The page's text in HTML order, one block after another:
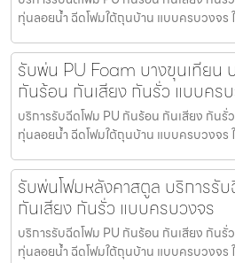
ทุ่นลอยน้ำ ฉีดโฟมใต้ถุนบ้าน แบบครบวงจร
รับพ่น PU Foam บางขุนเทียน
กันร้อน กันเสียง กันรั่ว แบบคร
บริการรับฉีดโฟม PU กันร้อน กันเสียง กันรั่
ทุ่นลอยน้ำ ฉีดโฟมใต้ถุนบ้าน แบบครบวงจร
รับพ่นโฟมหลังคาสตูล บริการรั
กันเสียง กันรั่ว แบบครบวงจร
บริการรับฉีดโฟม PU กันร้อน กันเสียง กันรั่
ทุ่นลอยน้ำ ฉีดโฟมใต้ถุนบ้าน แบบครบวงจร